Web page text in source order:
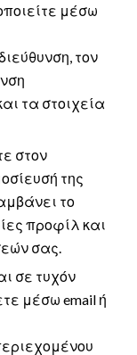
μέσω
τον
τα στοιχεία
στον
της
το
προφίλ και
σας.
σε τυχόν
μέσω email ή